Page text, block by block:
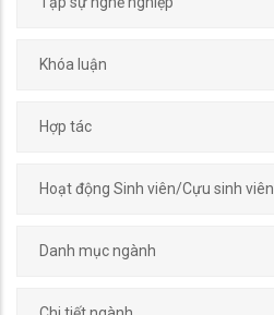
Khóa luận
Hợp tác
Hoạt động Sinh viên/Cựu sinh viên
Danh mục ngành